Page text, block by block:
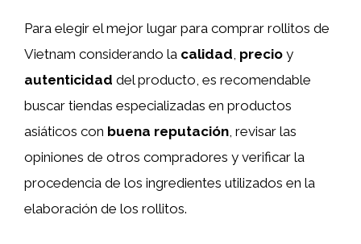
Para elegir el mejor lugar para comprar rollitos de
Vietnam considerando la calidad precio y
autenticidad del producto, es recomendable
buscar tiendas especializadas en productos
asiáticos con buena reputación , revisar las
opiniones de otros compradores y verificar la
procedencia de los ingredientes utilizados en la
elaboración de los rollitos.